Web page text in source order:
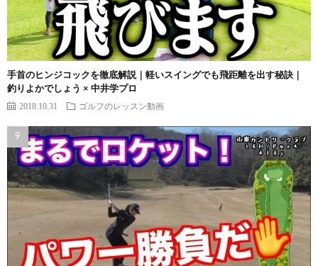
手首のヒンジコックを徹底解説｜軽いスイングでも飛距離を出す秘訣｜
釣りよかでしょう × 中井学プロ
2018.10.31 ゴルフのレッスン動画